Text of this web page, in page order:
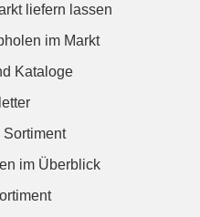
liefern lassen
im Markt
Kataloge
im Überblick